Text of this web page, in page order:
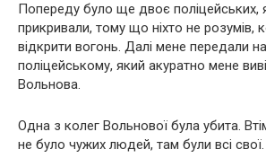
Попереду було ще двоє поліцейських,
прикривали, тому що ніхто не розумів,
відкрити вогонь. Далі мене передали
поліцейському, який акуратно мене
Вольнова.
Одна з колег Вольнової була убита.
не було чужих людей, там були всі свої.